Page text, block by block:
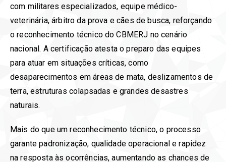
com militares especializados, equipe médico-
veterinária, árbitro da prova e cães de busca, reforçando
o reconhecimento técnico do CBMERJ no cenário
nacional. A certificação atesta o preparo das equipes
para atuar em situações críticas, como
desaparecimentos em áreas de mata, deslizamentos de
terra, estruturas colapsadas e grandes desastres
naturais.
Mais do que um reconhecimento técnico, o processo
garante padronização, qualidade operacional e rapidez
na resposta às ocorrências, aumentando as chances de